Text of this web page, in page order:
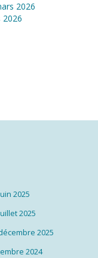
2026
2025
2025
2025
2024